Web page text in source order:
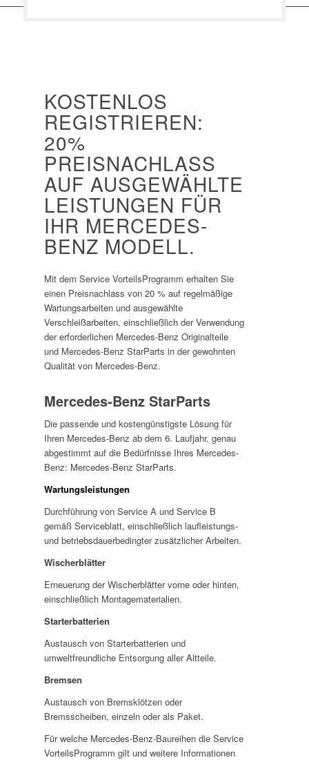
KOSTENLOS
REGISTRIEREN:
20%
PREISNACHLASS
AUF AUSGEWÄHLTE
LEISTUNGEN FÜR
IHR MERCEDES-
BENZ MODELL.
Mit dem Service VorteilsProgramm erhalten Sie
einen Preisnachlass von 20 % auf regelmäßige
Wartungsarbeiten und ausgewählte
Verschleißarbeiten, einschließlich der Verwendung
der erforderlichen Mercedes-Benz Originalteile
und Mercedes-Benz StarParts in der gewohnten
Qualität von Mercedes-Benz.
Mercedes-Benz StarParts
Die passende und kostengünstigste Lösung für
Ihren Mercedes-Benz ab dem 6. Laufjahr, genau
abgestimmt auf die Bedürfnisse Ihres Mercedes-
Benz: Mercedes-Benz StarParts.
Wartungsleistungen
Durchführung von Service A und Service B
gemäß Serviceblatt, einschließlich laufleistungs-
und betriebsdauerbedingter zusätzlicher Arbeiten.
Wischerblätter
Erneuerung der Wischerblätter vorne oder hinten,
einschließlich Montagematerialien.
Starterbatterien
Austausch von Starterbatterien und
umweltfreundliche Entsorgung aller Altteile.
Bremsen
Austausch von Bremsklötzen oder
Bremsscheiben, einzeln oder als Paket.
Für welche Mercedes-Benz-Baureihen die Service
VorteilsProgramm gilt und weitere Informationen